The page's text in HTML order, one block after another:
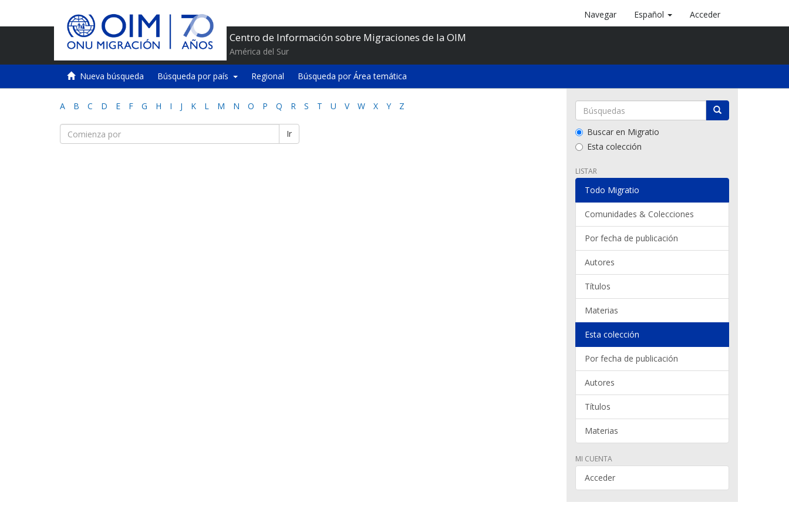
Centro de Información sobre Migraciones de la OIM
América del Sur
Navegar Español Acceder
Nueva búsqueda Búsqueda por país Regional Búsqueda por Área temática
A B C D E F G H I J K L M N O P Q R S T U V W X Y Z
Ir
Buscar en Migratio
Esta colección
LISTAR
Todo Migratio
Comunidades & Colecciones
Por fecha de publicación
Autores
Títulos
Materias
Esta colección
Por fecha de publicación
Autores
Títulos
Materias
MI CUENTA
Acceder